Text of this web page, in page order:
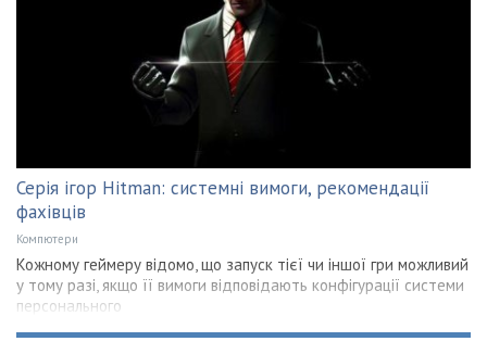
Серія ігор Hitman: системні вимоги, рекомендації
фахівців
Компютери
Кожному геймеру відомо, що запуск тієї чи іншої гри можливий
у тому разі, якщо її вимоги відповідають конфігурації системи
персонального